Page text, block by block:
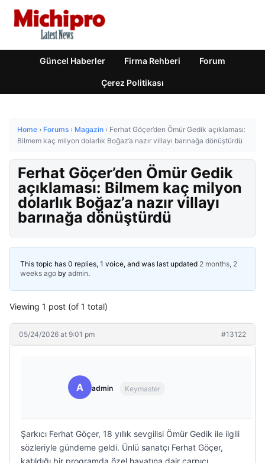
Güncel Haberler Firma Rehberi Forum
Çerez Politikası
Home › Forums › Magazin › Ferhat Göçer’den Ömür Gedik açıklaması:
Bilmem kaç milyon dolarlık Boğaz’a nazır villayı barınağa dönüştürdü
Ferhat Göçer’den Ömür Gedik
açıklaması: Bilmem kaç milyon
dolarlık Boğaz’a nazır villayı
barınağa dönüştürdü
This topic has 0 replies, 1 voice, and was last updated 2 months, 2
weeks ago by admin.
Viewing 1 post (of 1 total)
05/24/2026 at 9:01 pm #13122
A admin Keymaster
Şarkıcı Ferhat Göçer, 18 yıllık sevgilisi Ömür Gedik ile ilgili
sözleriyle gündeme geldi. Ünlü sanatçı Ferhat Göçer,
katıldığı bir programda özel hayatına dair çarpıcı